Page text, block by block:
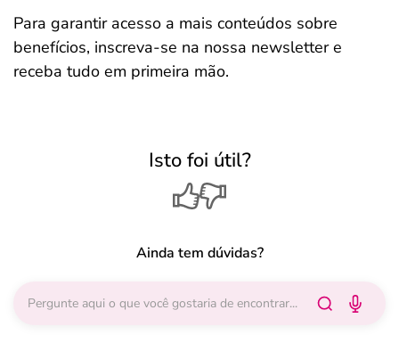
Para garantir acesso a mais conteúdos sobre
benefícios, inscreva-se na nossa newsletter e
receba tudo em primeira mão.
Isto foi útil?
Ainda tem dúvidas?